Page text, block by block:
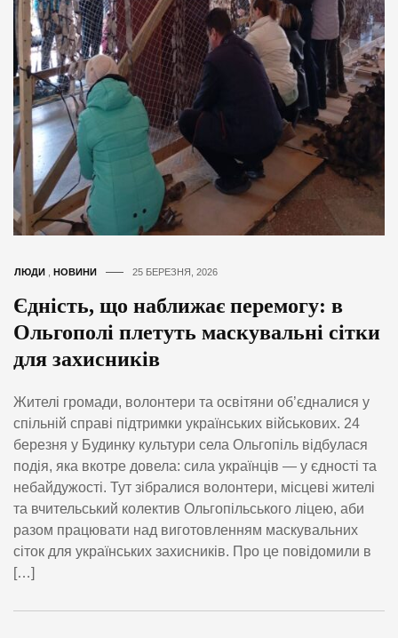
ЛЮДИ , НОВИНИ 25 БЕРЕЗНЯ, 2026
Єдність, що наближає перемогу: в
Ольгополі плетуть маскувальні сітки
для захисників
Жителі громади, волонтери та освітяни об’єдналися у
спільній справі підтримки українських військових. 24
березня у Будинку культури села Ольгопіль відбулася
подія, яка вкотре довела: сила українців — у єдності та
небайдужості. Тут зібралися волонтери, місцеві жителі
та вчительський колектив Ольгопільського ліцею, аби
разом працювати над виготовленням маскувальних
сіток для українських захисників. Про це повідомили в
[…]